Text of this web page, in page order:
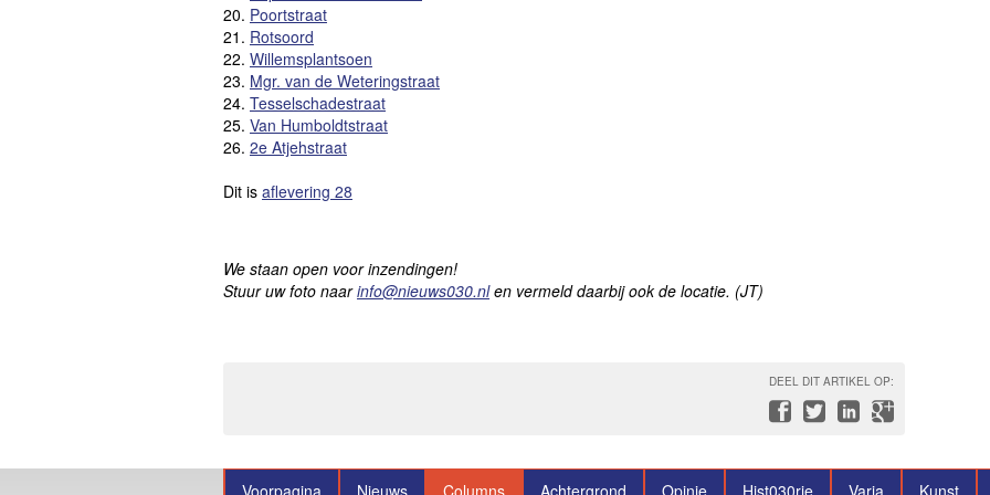
20. Poortstraat
21. Rotsoord
22. Willemsplantsoen
23. Mgr. van de Weteringstraat
24. Tesselschadestraat
25. Van Humboldtstraat
26. 2e Atjehstraat
Dit is aflevering 28
We staan open voor inzendingen!
Stuur uw foto naarinfo@nieuws030.nlen vermeld daarbij ook de locatie. (JT)
DEEL DIT ARTIKEL OP: